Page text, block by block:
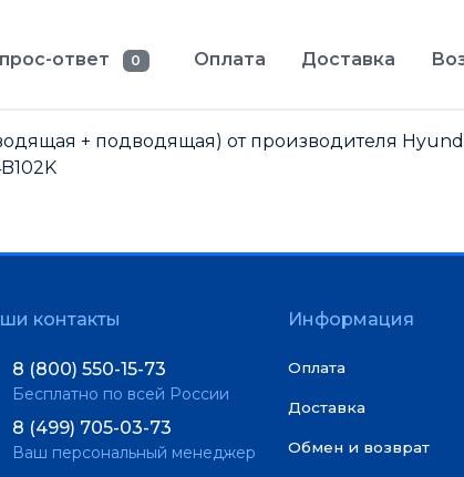
ответ 0 Оплата Доставка
+ подводящая) от производителя
контакты
8 (800) 550-15-73
Бесплатно по всей России
8 (499) 705-03-73
Ваш персональный менеджер
Информация
Оплата
Доставка
Обмен и возврат